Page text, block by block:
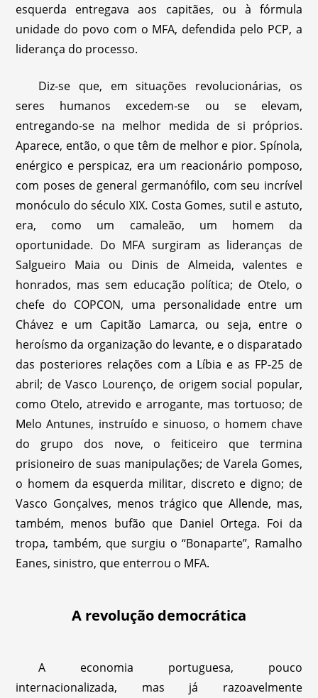
esquerda entregava aos capitães, ou à fórmula
unidade do povo com o MFA, defendida pelo PCP, a
liderança do processo.
Diz-se que, em situações revolucionárias, os
seres humanos excedem-se ou se elevam,
entregando-se na melhor medida de si próprios.
Aparece, então, o que têm de melhor e pior. Spínola,
enérgico e perspicaz, era um reacionário pomposo,
com poses de general germanófilo, com seu incrível
monóculo do século XIX. Costa Gomes, sutil e astuto,
era, como um camaleão, um homem da
oportunidade. Do MFA surgiram as lideranças de
Salgueiro Maia ou Dinis de Almeida, valentes e
honrados, mas sem educação política; de Otelo, o
chefe do COPCON, uma personalidade entre um
Chávez e um Capitão Lamarca, ou seja, entre o
heroísmo da organização do levante, e o disparatado
das posteriores relações com a Líbia e as FP-25 de
abril; de Vasco Lourenço, de origem social popular,
como Otelo, atrevido e arrogante, mas tortuoso; de
Melo Antunes, instruído e sinuoso, o homem chave
do grupo dos nove, o feiticeiro que termina
prisioneiro de suas manipulações; de Varela Gomes,
o homem da esquerda militar, discreto e digno; de
Vasco Gonçalves, menos trágico que Allende, mas,
também, menos bufão que Daniel Ortega. Foi da
tropa, também, que surgiu o “Bonaparte”, Ramalho
Eanes, sinistro, que enterrou o MFA.
A revolução democrática
A economia portuguesa, pouco
internacionalizada, mas já razoavelmente